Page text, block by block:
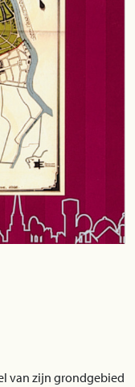
van zijn grondgebied